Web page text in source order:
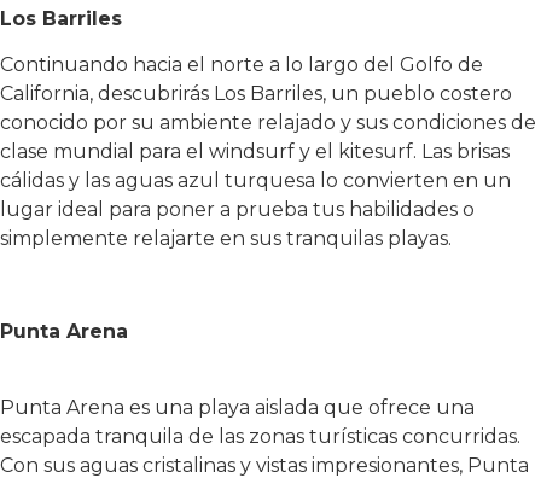
Los Barriles
Continuando hacia el norte a lo largo del Golfo de
California, descubrirás Los Barriles, un pueblo costero
conocido por su ambiente relajado y sus condiciones de
clase mundial para el windsurf y el kitesurf. Las brisas
cálidas y las aguas azul turquesa lo convierten en un
lugar ideal para poner a prueba tus habilidades o
simplemente relajarte en sus tranquilas playas.
Punta Arena
Punta Arena es una playa aislada que ofrece una
escapada tranquila de las zonas turísticas concurridas.
Con sus aguas cristalinas y vistas impresionantes, Punta